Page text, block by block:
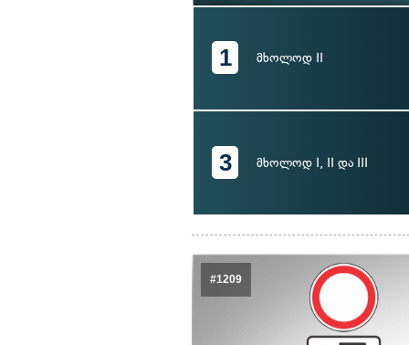
1 მხოლოდ II
3 მხოლოდ I, II და III
#1209